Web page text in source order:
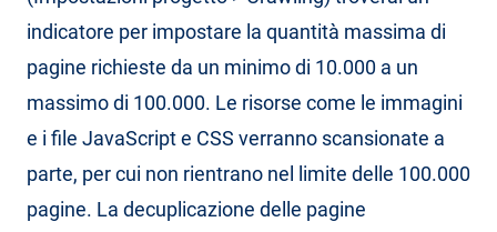
indicatore per impostare la quantità massima di
pagine richieste da un minimo di 10.000 a un
massimo di 100.000. Le risorse come le immagini
e i file JavaScript e CSS verranno scansionate a
parte, per cui non rientrano nel limite delle 100.000
pagine. La decuplicazione delle pagine